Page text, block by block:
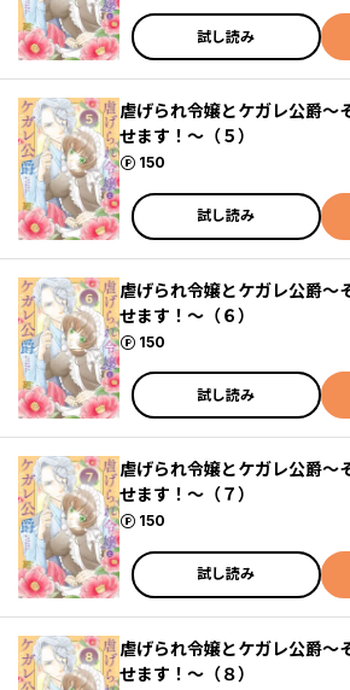
試し読み
虐げられ令嬢とケガレ公爵～
せます！～（５）
150
ポイント
試し読み
虐げられ令嬢とケガレ公爵～
せます！～（６）
150
ポイント
試し読み
虐げられ令嬢とケガレ公爵～
せます！～（７）
150
ポイント
試し読み
虐げられ令嬢とケガレ公爵～
せます！～（８）